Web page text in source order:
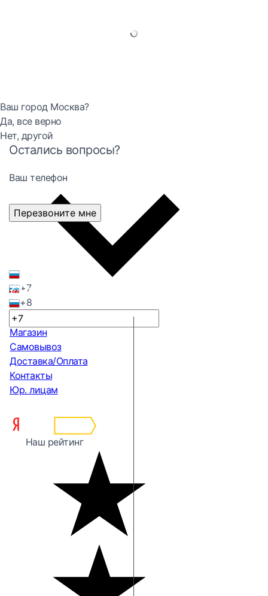
Ваш город Москва?
Да, все верно
Нет, другой
Остались вопросы?
Ваш телефон
+7
+8
Перезвоните мне
Магазин
Самовывоз
Доставка/Оплата
Контакты
Юр. лицам
Наш рейтинг